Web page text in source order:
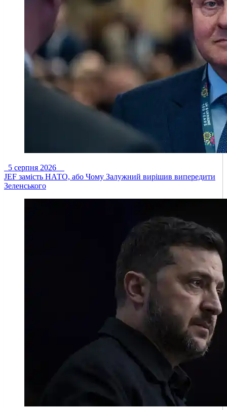
5 серпня 2026
JEF замість НАТО, або Чому Залужний вирішив випередити
Зеленського